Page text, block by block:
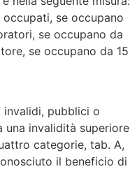
se occupano
se occupano da
se occupano da 15
invalidi, pubblici o
una invalidità superiore
categorie, tab. A,
il beneficio di